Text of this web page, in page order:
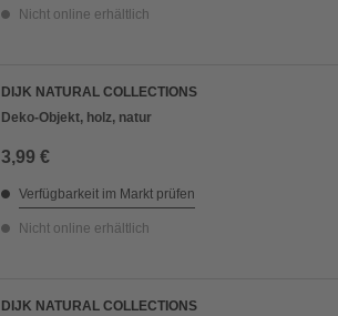
Nicht online erhältlich
DIJK NATURAL COLLECTIONS
Deko-Objekt, holz, natur
3,99 €
Verfügbarkeit im Markt prüfen
Nicht online erhältlich
DIJK NATURAL COLLECTIONS